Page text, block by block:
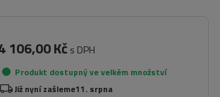
106,00 Kč s DPH
Produkt dostupný ve velkém množství
Již nyní zašleme11. srpna